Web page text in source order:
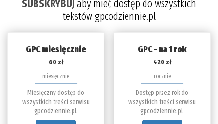
SUBSKRYBUJaby mieć dostęp do wszystkich
tekstów gpcodziennie.pl
GPC miesięcznie
60 zł
miesięcznie
Miesięczny dostęp do
wszystkich treści serwisu
gpcodziennie.pl.
GPC - na 1 rok
420 zł
rocznie
Dostęp przez rok do
wszystkich treści serwisu
gpcodziennie.pl.